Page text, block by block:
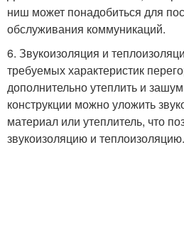
ниш может понадобиться для
обслуживания коммуникаций.
6. Звукоизоляция и
требуемых характеристик
дополнительно утеплить и
конструкции можно уложить
материал или утеплитель, что
звукоизоляцию и теплоизоляцию.